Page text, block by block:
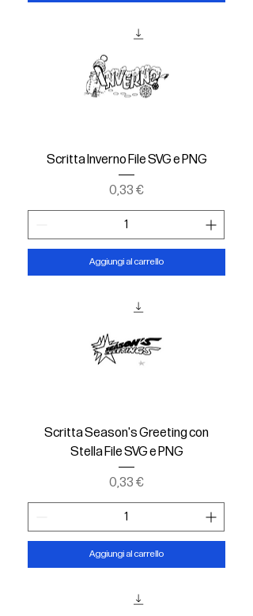
Scritta Inverno File SVG e PNG
Prezzo
0,33 €
Aggiungi al carrello
Scritta Season's Greeting con
Stella File SVG e PNG
Prezzo
0,33 €
Aggiungi al carrello